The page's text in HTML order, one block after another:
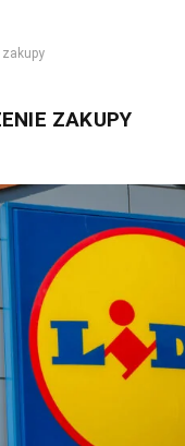
zakupy
ZAKUPY